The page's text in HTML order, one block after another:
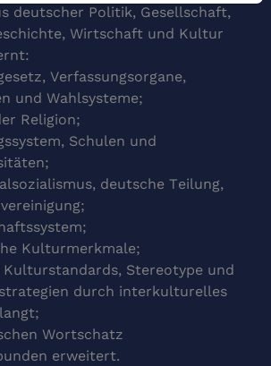
deutscher Politik, Gesellschaft,
Wirtschaft und Kultur
Verfassungsorgane,
und Wahlsysteme;
Religion;
Schulen und
deutsche Teilung,
Kulturmerkmale;
Kulturstandards, Stereotype und
durch interkulturelles
Wortschatz
erweitert.